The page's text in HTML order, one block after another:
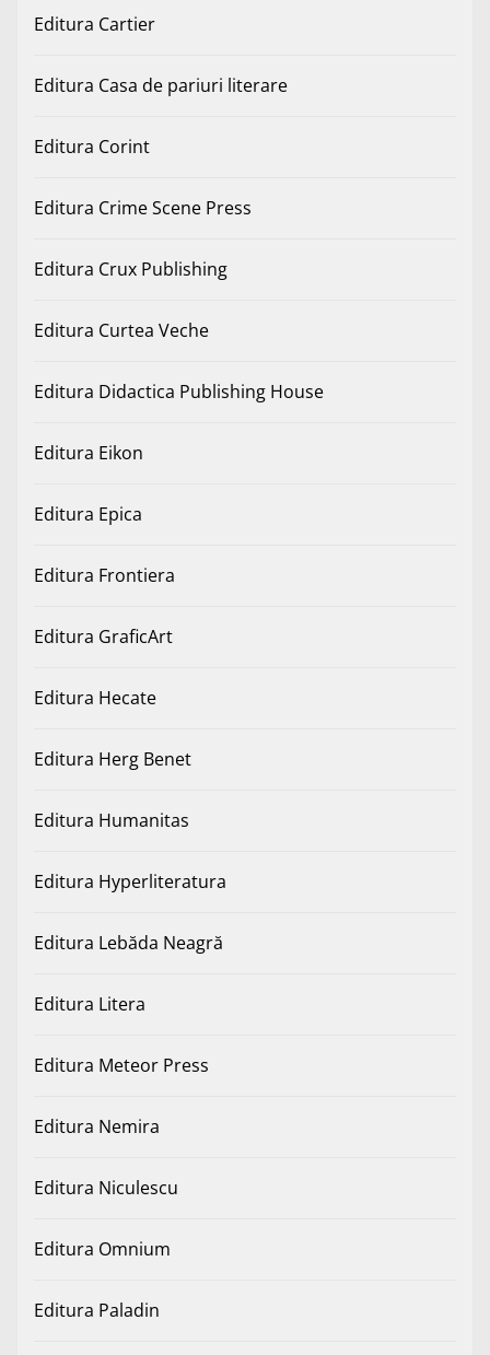
Editura Cartier
Editura Casa de pariuri literare
Editura Corint
Editura Crime Scene Press
Editura Crux Publishing
Editura Curtea Veche
Editura Didactica Publishing House
Editura Eikon
Editura Epica
Editura Frontiera
Editura GraficArt
Editura Hecate
Editura Herg Benet
Editura Humanitas
Editura Hyperliteratura
Editura Lebăda Neagră
Editura Litera
Editura Meteor Press
Editura Nemira
Editura Niculescu
Editura Omnium
Editura Paladin